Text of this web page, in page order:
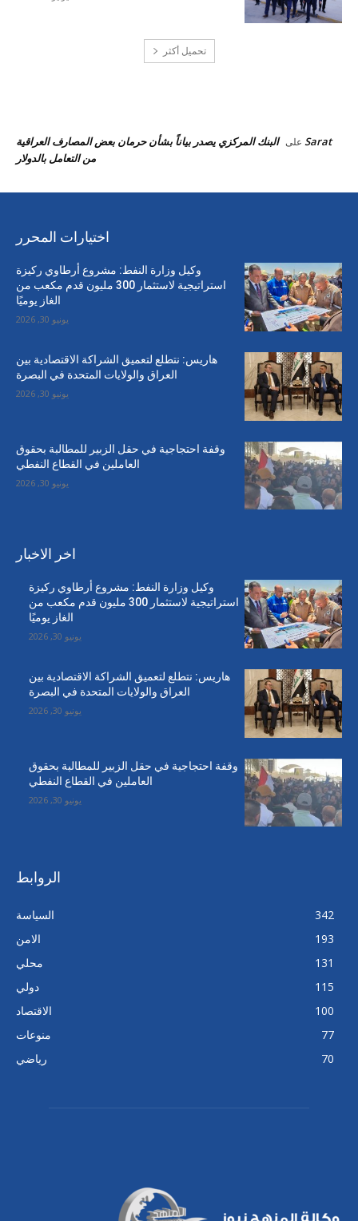
تحميل أكثر
Sarat على البنك المركزي يصدر بياناً بشأن حرمان بعض المصارف العراقية
من التعامل بالدولار
اختيارات المحرر
وكيل وزارة النفط: مشروع أرطاوي ركيزة
استراتيجية لاستثمار 300 مليون قدم مكعب من
الغاز يوميًا
يونيو 30, 2026
هاريس: نتطلع لتعميق الشراكة الاقتصادية بين
العراق والولايات المتحدة في البصرة
يونيو 30, 2026
وقفة احتجاجية في حقل الزبير للمطالبة بحقوق
العاملين في القطاع النفطي
يونيو 30, 2026
اخر الاخبار
وكيل وزارة النفط: مشروع أرطاوي ركيزة
استراتيجية لاستثمار 300 مليون قدم مكعب من
الغاز يوميًا
يونيو 30, 2026
هاريس: نتطلع لتعميق الشراكة الاقتصادية بين
العراق والولايات المتحدة في البصرة
يونيو 30, 2026
وقفة احتجاجية في حقل الزبير للمطالبة بحقوق
العاملين في القطاع النفطي
يونيو 30, 2026
الروابط
السياسة
342
الامن
193
محلي
131
دولي
115
الاقتصاد
100
منوعات
77
رياضي
70